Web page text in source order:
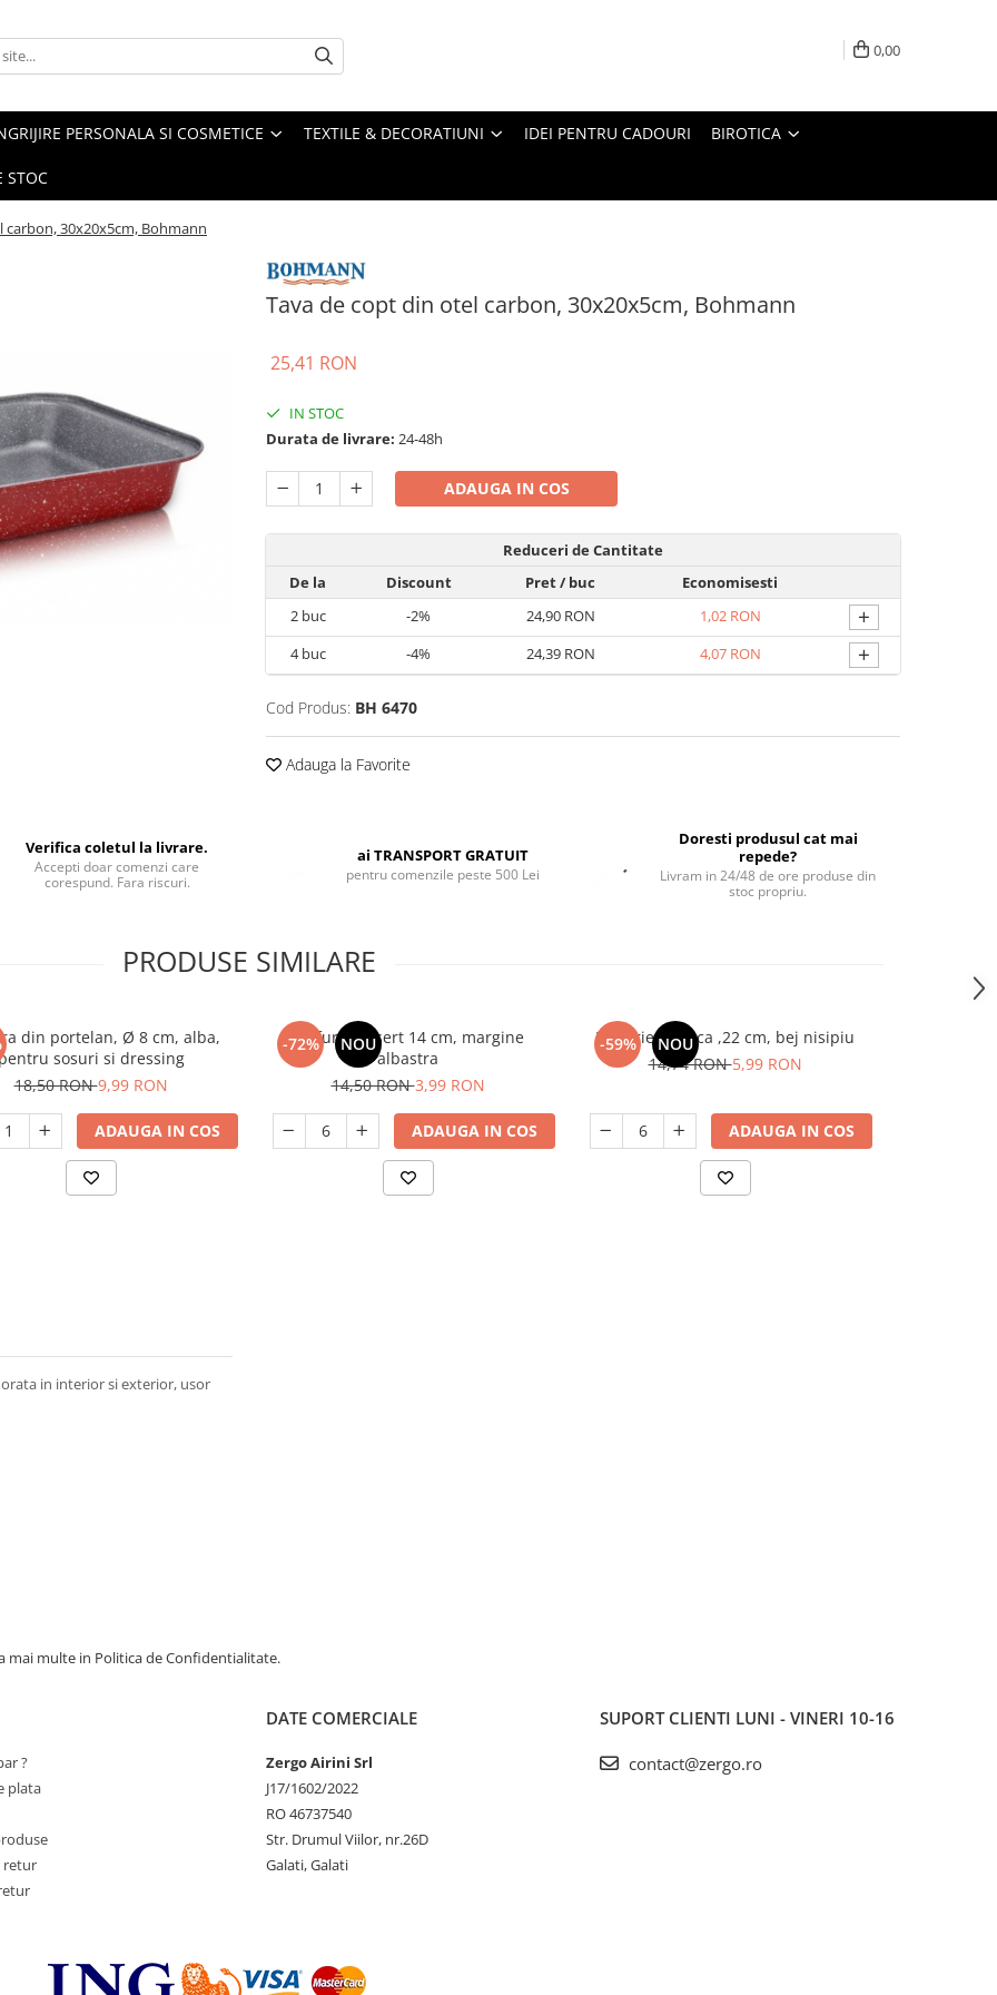
0,00
PERSONALA SI COSMETICE TEXTILE & DECORATIUNI IDEI PENTRU CADOURI BIROTICA
STOC
30x20x5cm, Bohmann
Tava de copt din otel carbon, 30x20x5cm, Bohmann
25,41 RON
IN STOC
Durata de livrare: 24-48h
ADAUGA IN COS
Reduceri de Cantitate
De la
Discount Pret/ buc
Economisesti
2buc -2% 24,90 RON 1,02 RON +
4buc -4% 24,39 RON 4,07 RON +
Cod Produs: BH 6470
Adauga la Favorite
Verifica coletul la livrare.
Accepti doar comenzi care
corespund. Fara riscuri.
ai TRANSPORT GRATUIT
pentru comenzile peste 500 Lei
Doresti produsul cat mai
repede?
Livram in 24/48 de ore produse din
stoc propriu.
PRODUSE SIMILARE
din portelan, Ø 8 cm, alba,
sosuri si dressing
18,50 RON9,99 RON
ADAUGA IN COS
-72% NOU
Farfurie desert 14 cm, margine
albastra
14,50 RON3,99 RON
ADAUGA IN COS
-59% NOU
Farfurie adanca ,22 cm, bej nisipiu
14,74 RON5,99 RON
ADAUGA IN COS
in interior si exterior, usor
mai multe in Politica de Confidentialitate.
?
plata
retur
DATE COMERCIALE
Zergo Airini Srl
J17/1602/2022
RO 46737540
Str. Drumul Viilor, nr.26D
Galati, Galati
SUPORT CLIENTI LUNI - VINERI 10-16
contact@zergo.ro